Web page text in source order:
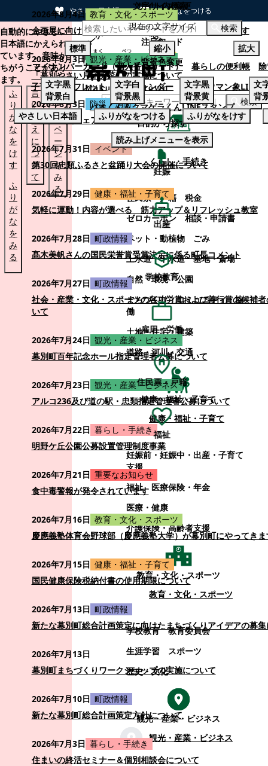
やさしい日本語 ひらがなをつける
本文へスキップする
自動的にやさしい
日本語にかえられ
ています。意味が
ちがうことがあり
ます。
ふ
り
が
な
を
け
す
ふ
り
が
な
を
み
る
言
い
替
え
に
つ
い
て
も
と
の
ペ
ー
ジ
を
み
る
検索
くらし・手続き
くらし・手続き
住民票・戸籍
税金
ゼロカーボン
相談・申請書
ペット・動植物
ごみ
上水道・下水道
墓地・斎場
自然・環境・公園
まちづくり・コミュニティ・協
働
土地・住宅・建築
道路・河川・交通
健康・福祉・子育て
健康・福祉・子育て
妊娠前・妊娠中・出産・子育て
支援
福祉
医療保険・年金
医療・健康
介護保険・高齢者支援
教育・文化・スポーツ
教育・文化・スポーツ
学校教育
教育委員会
生涯学習
スポーツ
歴史・文化
観光・産業・ビジネス
観光・産業・ビジネス
2026年8月4日 教育・文化・スポーツ
企画展に向けて：安東ウメ子さんとの思い出を募集します
2026年8月3日 観光・産業・ビジネス
「幕別やさい月イチ菜」の実施について
2026年8月3日 防災・消防
幕別町防災フェアの開催について
2026年7月31日 イベント
第30回忠類ふるさと盆踊り大会の開催について
2026年7月29日 健康・福祉・子育て
気軽に運動！内容が選べる 筋力アップ＆リフレッシュ教室
2026年7月28日 町政情報
髙木美帆さんの国民栄誉賞受賞決定に係る町長コメント
2026年7月27日 町政情報
社会・産業・文化・スポーツの各功労賞および善行賞の候補
いて
2026年7月24日 観光・産業・ビジネス
幕別町百年記念ホール指定管理者公募について
2026年7月23日 観光・産業・ビジネス
アルコ236及び道の駅・忠類指定管理者公募について
2026年7月22日 暮らし・手続き
明野ケ丘公園公募設置管理制度事業
2026年7月21日 重要なお知らせ
食中毒警報が発令されています
2026年7月16日 教育・文化・スポーツ
慶應義塾体育会野球部（慶應義塾大学）が幕別町にやってき
2026年7月15日 健康・福祉・子育て
国民健康保険税納付書の使用期限について
2026年7月13日 町政情報
新たな幕別町総合計画策定に向けたまちづくりアイデアの募
2026年7月13日
幕別町まちづくりワークショップの実施について
2026年7月10日 町政情報
新たな幕別町総合計画策定方針について
2026年7月3日 暮らし・手続き
住まいの終活セミナー＆個別相談会について
サイト内検索
検索
注目ワード
マイナンバーカード（個人番号カード） 暮らしの便利帳
子育てパンフレット
ごみカレンダー
忠類ナウマン象LINE
パオくん＆クマゲラくんLINEスタンプ
目的から探す
妊娠
出産
学校教育
雇用・労働
住民票・戸籍
福祉
文字サイズ変更
現在の文字サイズ
標準
縮小
拡大
背景色変更
文字黒
背景白
文字白
背景黒
文字黒
背景黄
文
背
やさしい日本語
ふりがなをつける ふりがなをけす
読み上げメニューを表示